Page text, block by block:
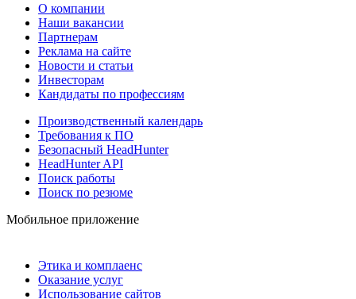
О компании
Наши вакансии
Партнерам
Реклама на сайте
Новости и статьи
Инвесторам
Кандидаты по профессиям
Производственный календарь
Требования к ПО
Безопасный HeadHunter
HeadHunter API
Поиск работы
Поиск по резюме
Мобильное приложение
Этика и комплаенс
Оказание услуг
Использование сайтов